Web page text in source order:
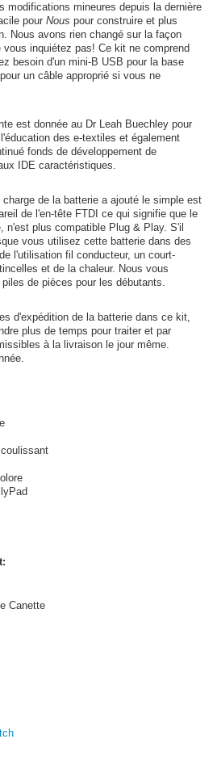
modifications mineures depuis la dernière
pour Nous pour construire et plus
Nous avons rien changé sur la façon
inquiétez pas! Ce kit ne comprend
besoin d'un mini-B USB pour la base
un câble approprié si vous ne
est donnée au Dr Leah Buechley pour
des e-textiles et également
fonds de développement de
IDE caractéristiques.
de la batterie a ajouté le simple est
de l'en-tête FTDI ce qui signifie que le
n'est plus compatible Plug & Play. S'il
vous utilisez cette batterie dans des
l'utilisation fil conducteur, un court-
et de la chaleur. Nous vous
de pièces pour les débutants.
d'expédition de la batterie dans ce kit,
plus de temps pour traiter et par
à la livraison le jour même.
Canette